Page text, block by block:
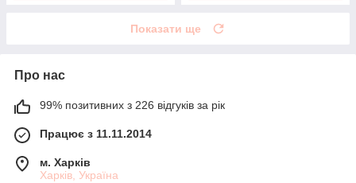
Показати ще
Про нас
99% позитивних з 226 відгуків за рік
Працює з 11.11.2014
м. Харків
Харків, Україна